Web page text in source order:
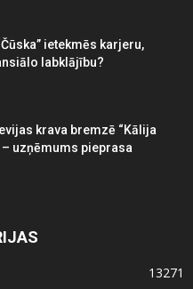
ietekmēs karjeru,
labklājību?
krava bremzē “Kālija
uzņēmums pieprasa
13271